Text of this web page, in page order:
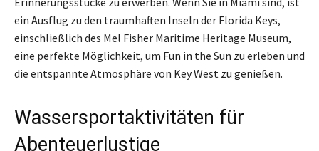
ein Ausflug zu den traumhaften Inseln der Florida Keys,
einschließlich des Mel Fisher Maritime Heritage Museum,
eine perfekte Möglichkeit, um Fun in the Sun zu erleben und
die entspannte Atmosphäre von Key West zu genießen.
Wassersportaktivitäten für
Abenteuerlustige